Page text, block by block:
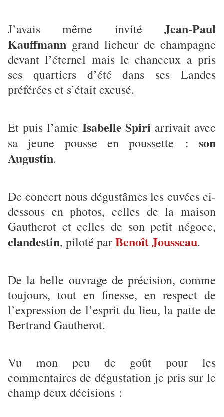
J’avais même invité Jean-Paul
Kauffmann grand licheur de champagne
devant l’éternel mais le chanceux a pris
ses quartiers d’été dans ses Landes
préférées et s’était excusé.
Et puis l’amie Isabelle Spiri arrivait avec
sa jeune pousse en poussette : son
Augustin.
De concert nous dégustâmes les cuvées ci-
dessous en photos, celles de la maison
Gautherot et celles de son petit négoce,
clandestin, piloté parBenoît Jousseau.
De la belle ouvrage de précision, comme
toujours, tout en finesse, en respect de
l’expression de l’esprit du lieu, la patte de
Bertrand Gautherot.
Vu mon peu de goût pour les
commentaires de dégustation je pris sur le
champ deux décisions :